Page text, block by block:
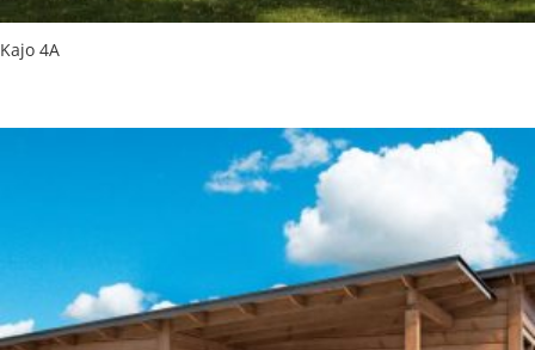
Kajo 4A